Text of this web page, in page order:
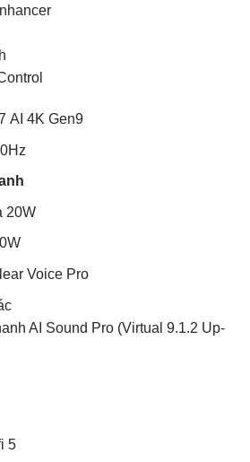
AI 4K Gen9
20W
Voice Pro
AI Sound Pro (Virtual 9.1.2 Up-
5